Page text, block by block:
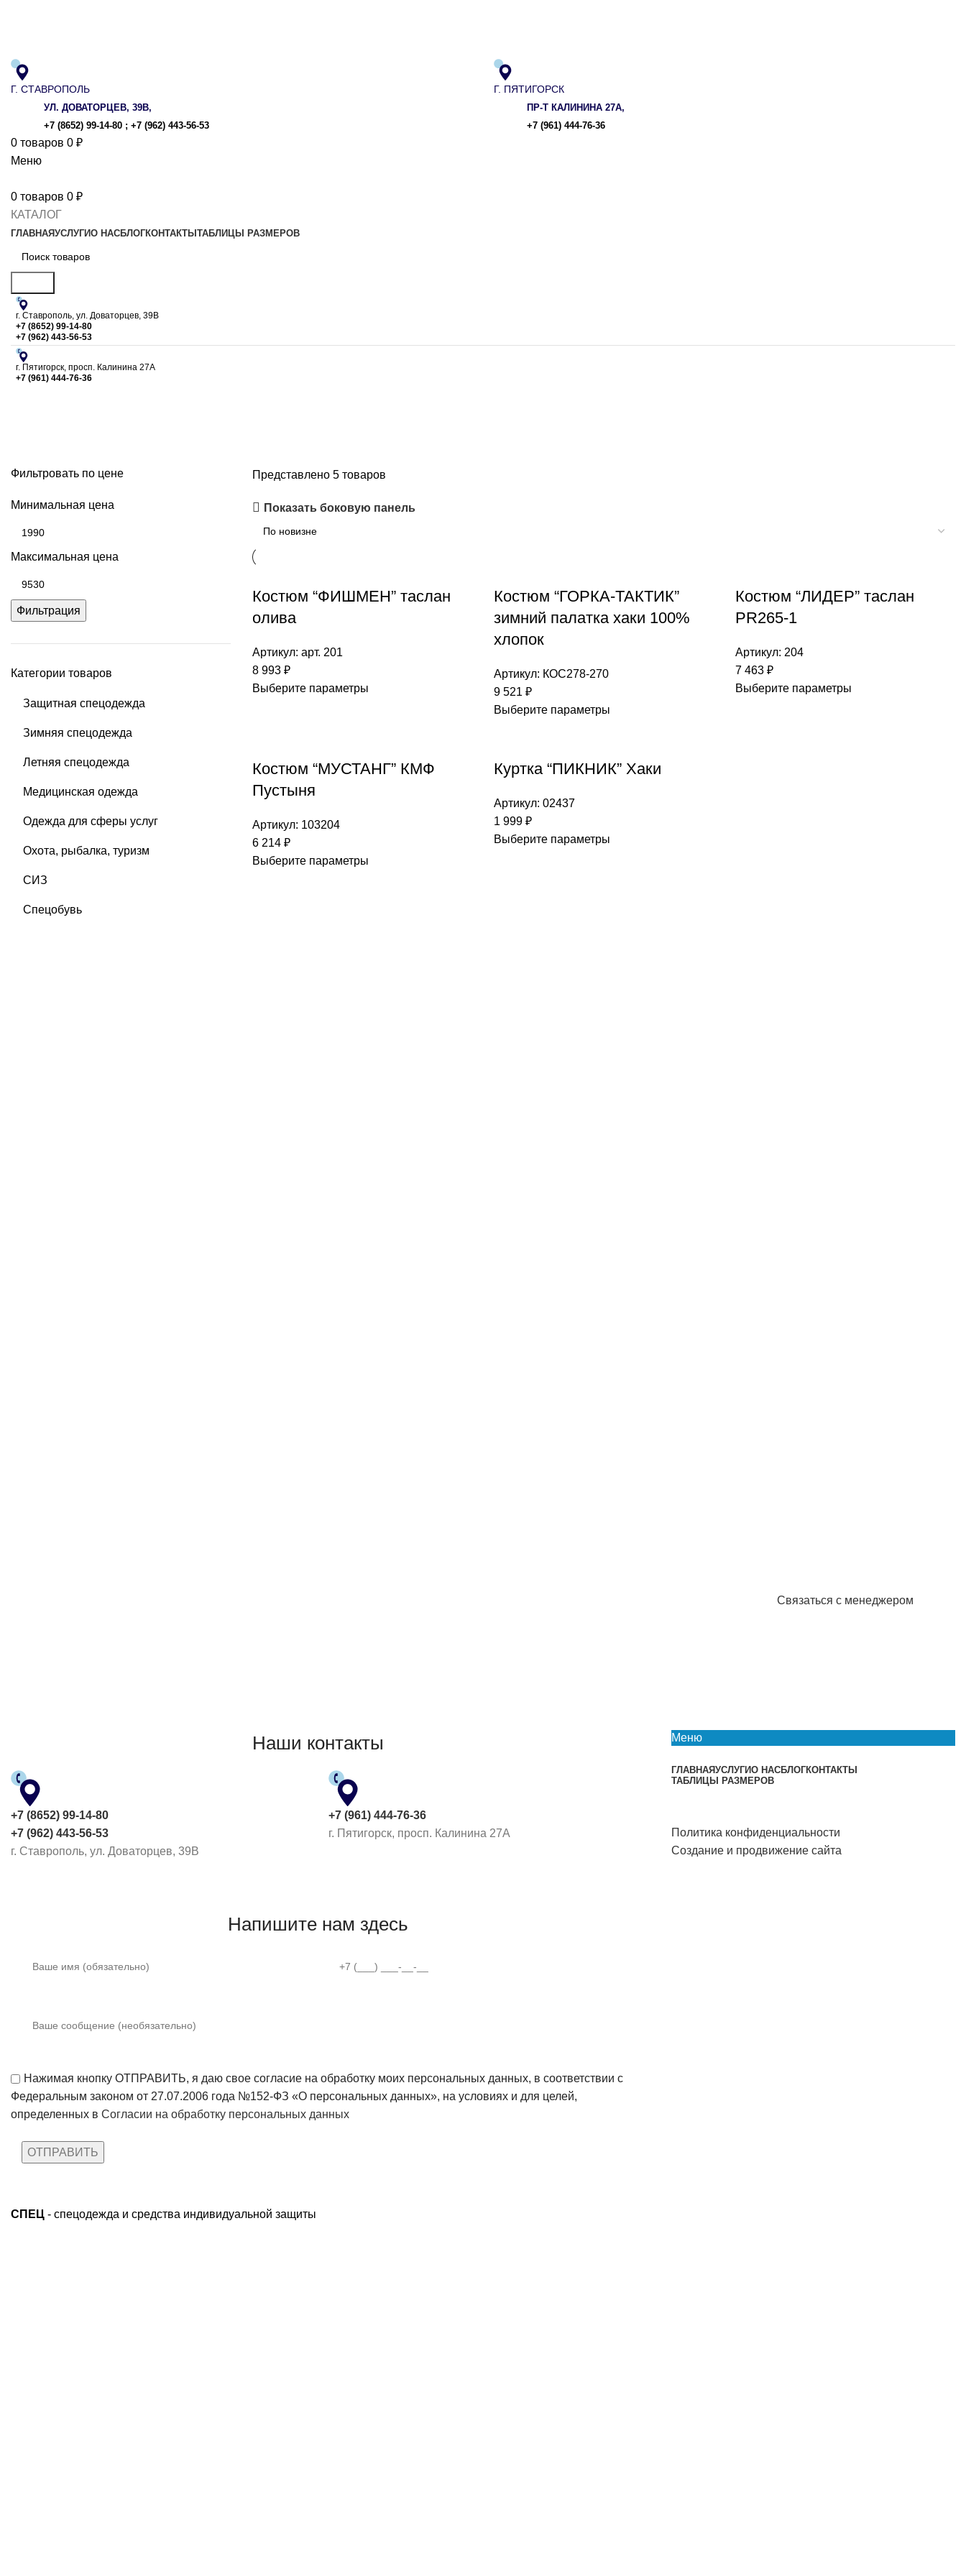
Г. СТАВРОПОЛЬ
УЛ. ДОВАТОРЦЕВ, 39В,
+7 (8652) 99-14-80 ; +7 (962) 443-56-53
Г. ПЯТИГОРСК
ПР-Т КАЛИНИНА 27А,
+7 (961) 444-76-36
0 товаров 0 ₽
Меню
0 товаров 0 ₽
КАТАЛОГ
ГЛАВНАЯУСЛУГИО НАСБЛОГКОНТАКТЫ ТАБЛИЦЫ РАЗМЕРОВ
г. Ставрополь, ул. Доваторцев, 39В
+7 (8652) 99-14-80
+7 (962) 443-56-53
г. Пятигорск, просп. Калинина 27А
+7 (961) 444-76-36
Фильтровать по цене
Минимальная цена
Максимальная цена
Фильтрация
Категории товаров
Защитная спецодежда
Зимняя спецодежда
Летняя спецодежда
Медицинская одежда
Одежда для сферы услуг
Охота, рыбалка, туризм
СИЗ
Спецобувь
Представлено 5 товаров
Показать боковую панель
Костюм “ФИШМЕН” таслан
олива
Артикул: арт. 201
8 993 ₽
Выберите параметры
Костюм “ГОРКА-ТАКТИК”
зимний палатка хаки 100%
хлопок
Артикул: КОС278-270
9 521 ₽
Выберите параметры
Костюм “ЛИДЕР” таслан
PR265-1
Артикул: 204
7 463 ₽
Выберите параметры
Костюм “МУСТАНГ” КМФ
Пустыня
Артикул: 103204
6 214 ₽
Выберите параметры
Куртка “ПИКНИК” Хаки
Артикул: 02437
1 999 ₽
Выберите параметры
Связаться с менеджером
Наши контакты
+7 (8652) 99-14-80
+7 (962) 443-56-53
г. Ставрополь, ул. Доваторцев, 39В
+7 (961) 444-76-36
г. Пятигорск, просп. Калинина 27А
Напишите нам здесь
Нажимая кнопку ОТПРАВИТЬ, я даю свое согласие на обработку моих персональных данных, в соответствии с
Федеральным законом от 27.07.2006 года №152-ФЗ «О персональных данных», на условиях и для целей,
определенных в Согласии на обработку персональных данных
Меню
ГЛАВНАЯУСЛУГИО НАСБЛОГКОНТАКТЫ
ТАБЛИЦЫ РАЗМЕРОВ
Политика конфиденциальности
Создание и продвижение сайта
СПЕЦ - спецодежда и средства индивидуальной защиты